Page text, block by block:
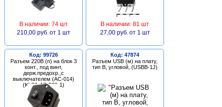
В наличии: 74 шт
210,00 руб. от 1 шт
В наличии: 81 шт
27,00 руб. от 1 шт
Код: 99726
Разъем 220В (п) на блок 3
конт., под винт,
держ.предохр.,с
выключателем (AC-014)
(KLS1-AS-303-1)
Код: 47874
Разъем USB (м) на плату,
тип В, угловой, (USBB-1J)